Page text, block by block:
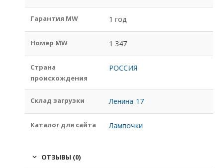
Гарантия MW 1 год
Номер MW 1 347
Страна
происхождения
РОССИЯ
Склад загрузки Ленина 17
Каталог для сайта Лампочки
ОТЗЫВЫ (0)